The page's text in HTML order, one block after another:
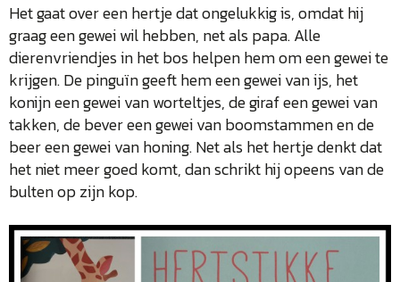
Het gaat over een hertje dat ongelukkig is, omdat hij
graag een gewei wil hebben, net als papa. Alle
dierenvriendjes in het bos helpen hem om een gewei te
krijgen. De pinguïn geeft hem een gewei van ijs, het
konijn een gewei van worteltjes, de giraf een gewei van
takken, de bever een gewei van boomstammen en de
beer een gewei van honing. Net als het hertje denkt dat
het niet meer goed komt, dan schrikt hij opeens van de
bulten op zijn kop.